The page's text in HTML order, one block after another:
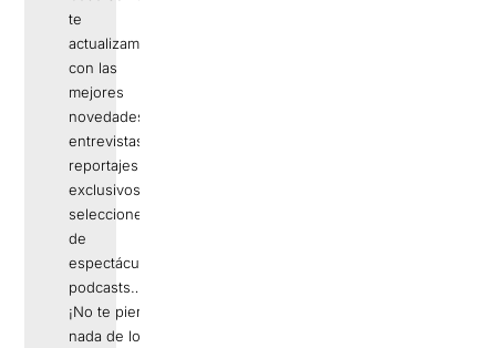
te
actualizamos
con las
mejores
novedades,
entrevistas,
reportajes
exclusivos,
selecciones
de
espectáculos,
podcasts…
¡No te pierdas
nada de lo